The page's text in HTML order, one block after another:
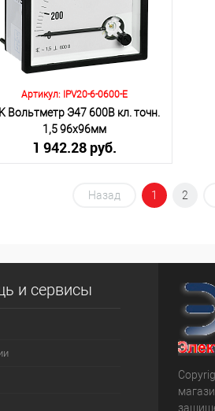
К сравнению
В избранное
Под заказ
Артикул: IPV20-6-0600-E
Вольтметр Э47 600В кл. точн.
1,5 96х96мм
1 942.28 руб.
К сравнению
Назад 1 2
и сервисы